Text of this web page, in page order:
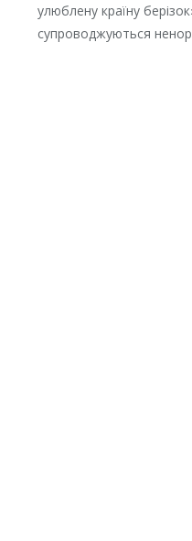
улюблену країну
супроводжуються